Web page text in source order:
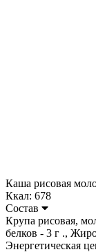
Каша рисовая
Ккал: 678
Состав
Крупа рисовая,
белков - 3 г .,
Энергетическая